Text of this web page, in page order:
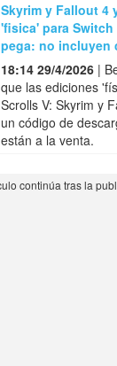
Skyrim y Fallout 4
'fisica' para
pega: no incluyen
18:14 29/4/2026 |
que las ediciones
Scrolls V: Skyrim y
un código de
están a la venta.